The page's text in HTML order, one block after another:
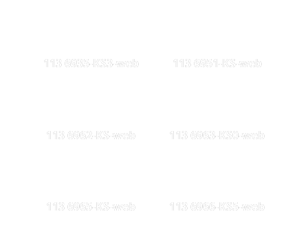
113 6935-KS3-web 113 6951-KS-web
113 6962-KS-web 113 6963-KS0-web
113 6965-KS-web 113 6966-KS5-web